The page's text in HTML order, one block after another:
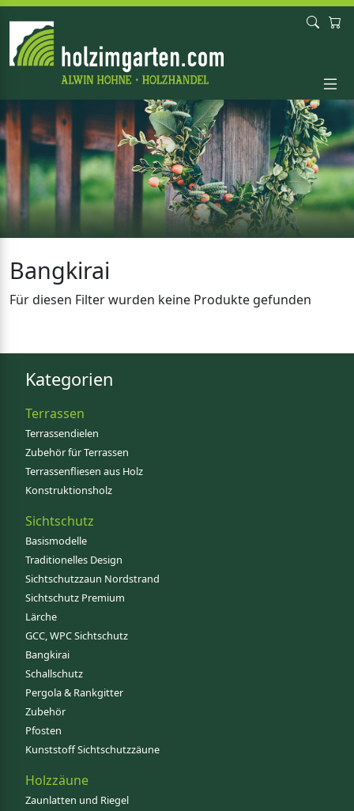
Bangkirai
Für diesen Filter wurden keine Produkte gefunden
Kategorien
Terrassen
Terrassendielen
Zubehör für Terrassen
Terrassenfliesen aus Holz
Konstruktionsholz
Sichtschutz
Basismodelle
Traditionelles Design
Sichtschutzzaun Nordstrand
Sichtschutz Premium
Lärche
GCC, WPC Sichtschutz
Bangkirai
Schallschutz
Pergola & Rankgitter
Zubehör
Pfosten
Kunststoff Sichtschutzzäune
Holzzäune
Zaunlatten und Riegel